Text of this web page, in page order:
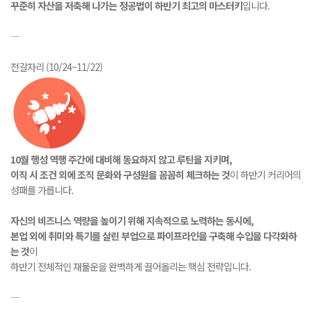
꾸준히 자산을 저축해 나가는 정공법이 하반기 최고의 마스터키입니다.
―
전갈자리 (10/24~11/22)
10월 행성 역행 주간에 대비해 동요하지 않고 루틴을 지키며,
이직 시 조건 외에 조직 문화와 구성원을 꼼꼼히 체크하는 것이 하반기 커리어의
성패를 가릅니다.
자신의 비즈니스 역량을 높이기 위해 지속적으로 노력하는 동시에,
본업 외에 취미와 특기를 살린 부업으로 파이프라인을 구축해 수입을 다각화하
는 것이
하반기 전체적인 재물운을 완벽하게 끌어올리는 핵심 전략입니다.
―